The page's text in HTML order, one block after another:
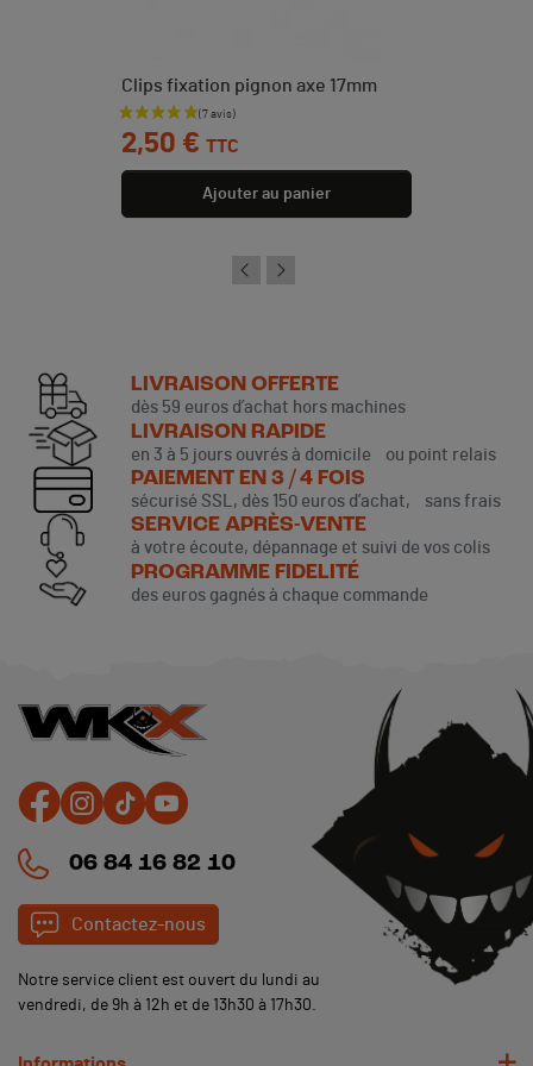
Clips fixation pignon axe 17mm
Prix
2,50 € TTC
Ajouter au panier
LIVRAISON OFFERTE
dès 59 euros d’achat hors machines
LIVRAISON RAPIDE
en 3 à 5 jours ouvrés à domicile ou point relais
PAIEMENT EN 3 / 4 FOIS
sécurisé SSL, dès 150 euros d’achat, sans frais
SERVICE APRÈS-VENTE
à votre écoute, dépannage et suivi de vos colis
PROGRAMME FIDELITÉ
des euros gagnés à chaque commande
06 84 16 82 10
Contactez-nous
Notre service client est ouvert du lundi au
vendredi, de 9h à 12h et de 13h30 à 17h30.